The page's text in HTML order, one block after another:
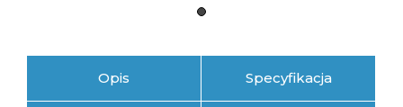
Opis Specyfikacja